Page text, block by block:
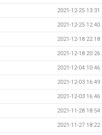
2021-12-25 13:31
2021-12-25 12:40
2021-12-18 22:18
2021-12-18 20:26
2021-12-04 10:46
2021-12-03 16:49
2021-12-03 16:46
2021-11-28 18:54
2021-11-27 18:22